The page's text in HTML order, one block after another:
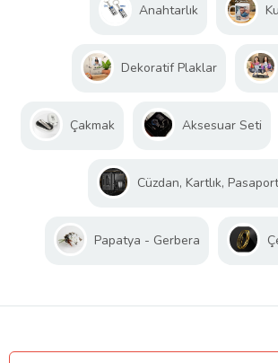
Anahtarlık
Dekoratif Plaklar
Çakmak Aksesuar Seti
Cüzdan, Kartlık,
Papatya - Gerbera